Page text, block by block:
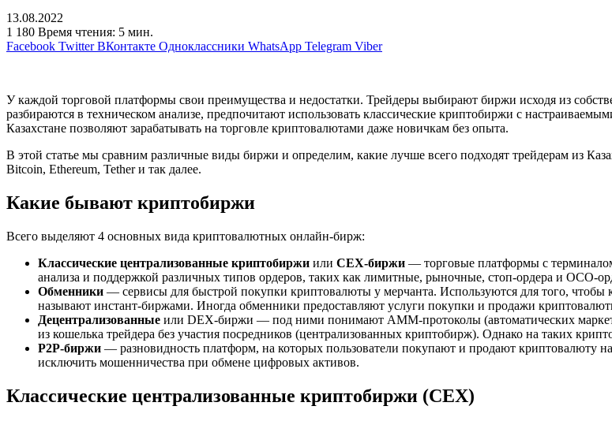
13.08.2022
1 180 Время чтения: 5 мин.
Facebook Twitter ВКонтакте Одноклассники WhatsApp Telegram Viber
У каждой торговой платформы свои преимущества и недостатки. Трейдеры выбирают биржи исходя из
разбираются в техническом анализе, предпочитают использовать классические криптобиржи с
Казахстане позволяют зарабатывать на торговле криптовалютами даже новичкам без опыта.
В этой статье мы сравним различные виды биржи и определим, какие лучше всего подходят трейдерам из
Bitcoin, Ethereum, Tether и так далее.
Какие бывают криптобиржи
Всего выделяют 4 основных вида криптовалютных онлайн-бирж:
Классические централизованные криптобиржи или CEX-биржи — торговые платформы с
анализа и поддержкой различных типов ордеров, таких как лимитные, рыночные, стоп-ордера и OCO-
Обменники — сервисы для быстрой покупки криптовалюты у мерчанта. Используются для того,
называют инстант-биржами. Иногда обменники предоставляют услуги покупки и продажи
Децентрализованные или DEX-биржи — под ними понимают AMM-протоколы (автоматических
из кошелька трейдера без участия посредников (централизованных криптобирж). Однако на таких
P2P-биржи — разновидность платформ, на которых пользователи покупают и продают криптовалюту
исключить мошенничества при обмене цифровых активов.
Классические централизованные криптобиржи (CEX)